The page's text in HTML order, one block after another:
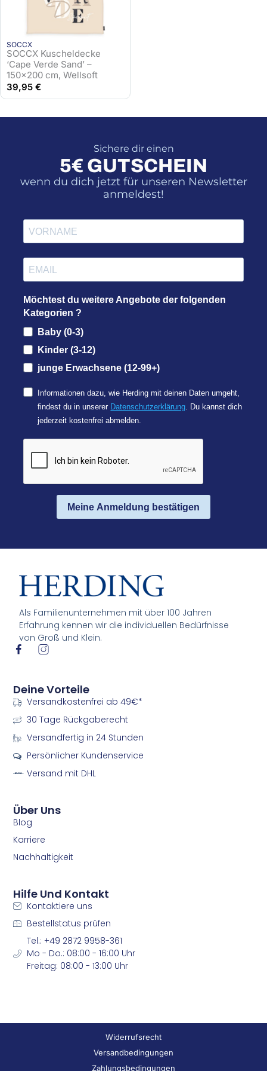
SOCCX
SOCCX Kuscheldecke
‘Cape Verde Sand’ –
150×200 cm, Wellsoft
39,95 €
Sichere dir einen
5€ GUTSCHEIN
wenn du dich jetzt für unseren Newsletter
anmeldest!
Möchtest du weitere Angebote der folgenden
Kategorien ?
Baby (0-3)
Kinder (3-12)
junge Erwachsene (12-99+)
Informationen dazu, wie Herding mit deinen Daten umgeht,
findest du in unserer Datenschutzerklärung. Du kannst dich
jederzeit kostenfrei abmelden.
Meine Anmeldung bestätigen
Als Familienunternehmen mit über 100 Jahren
Erfahrung kennen wir die individuellen Bedürfnisse
von Groß und Klein.
I
-
f
a
c
e
b
o
k
I
-
i
n
s
t
g
a
Über Uns
Blog
Karriere
Nachhaltigkeit
Deine Vorteile
Versandkostenfrei ab 49€*
30 Tage Rückgaberecht
Versandfertig in 24 Stunden
Persönlicher Kundenservice
Versand mit DHL
Hilfe Und Kontakt
Kontaktiere uns
Bestellstatus prüfen
Tel.: +49 2872 9958-361
Mo - Do.: 08:00 - 16:00 Uhr
Freitag: 08:00 - 13:00 Uhr
Widerrufsrecht
Versandbedingungen
Zahlungsbedingungen